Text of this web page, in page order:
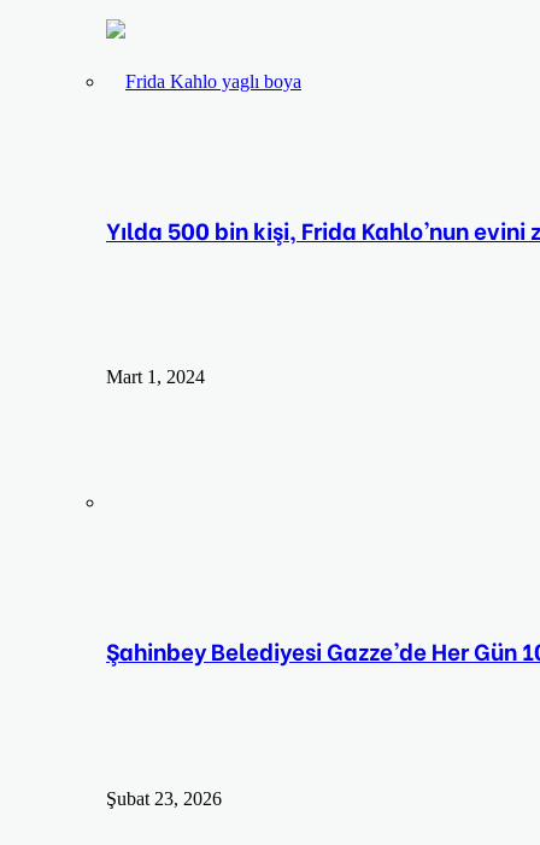
Yılda 500 bin kişi, Frida Kahlo’nun evini
Mart 1, 2024
Şahinbey Belediyesi Gazze’de Her Gün
Şubat 23, 2026